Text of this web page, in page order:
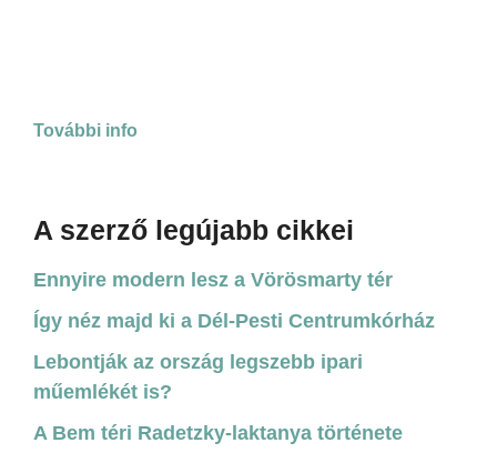
További info
A szerző legújabb cikkei
Ennyire modern lesz a Vörösmarty tér
Így néz majd ki a Dél-Pesti Centrumkórház
Lebontják az ország legszebb ipari
műemlékét is?
A Bem téri Radetzky-laktanya története